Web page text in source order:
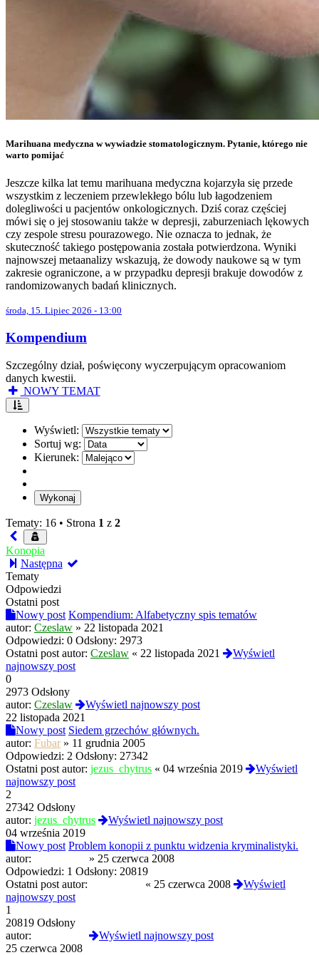
Marihuana medyczna w wywiadzie stomatologicznym. Pytanie, którego nie
warto pomijać
Jeszcze kilka lat temu marihuana medyczna kojarzyła się przede
wszystkim z leczeniem przewlekłego bólu lub łagodzeniem
dolegliwości u pacjentów onkologicznych. Dziś coraz częściej
mówi się o jej stosowaniu także w depresji, zaburzeniach lękowych
czy zespole stresu pourazowego. Nie oznacza to jednak, że
skuteczność takiego postępowania została potwierdzona. Wyniki
najnowszej metaanalizy wskazują, że dowody naukowe są w tym
zakresie ograniczone, a w przypadku depresji brakuje dowodów z
randomizowanych badań klinicznych.
środa, 15. Lipiec 2026 - 13:00
Kompendium
Szczególny dział, poświęcony wyczerpującym opracowaniom
danych kwestii.
NOWY TEMAT
Wyświetl:
Sortuj wg:
Kierunek:
Tematy: 16 • Strona 1 z 2
Konopia
Następna
Tematy
Odpowiedzi
Ostatni post
Nowy post Kompendium: Alfabetyczny spis tematów
autor: Czeslaw » 22 listopada 2021
Odpowiedzi: 0 Odsłony: 2973
Ostatni post autor: Czeslaw « 22 listopada 2021
Wyświetl
najnowszy post
0
2973 Odsłony
autor: Czeslaw
Wyświetl najnowszy post
22 listopada 2021
Nowy post Siedem grzechów głównych.
autor: Fubar » 11 grudnia 2005
Odpowiedzi: 2 Odsłony: 27342
Ostatni post autor: jezus_chytrus « 04 września 2019
Wyświetl
najnowszy post
2
27342 Odsłony
autor: jezus_chytrus
Wyświetl najnowszy post
04 września 2019
Nowy post Problem konopii z punktu widzenia kryminalistyki.
autor:
» 25 czerwca 2008
Odpowiedzi: 1 Odsłony: 20819
Ostatni post autor:
« 25 czerwca 2008
Wyświetl
najnowszy post
1
20819 Odsłony
autor:
Wyświetl najnowszy post
25 czerwca 2008